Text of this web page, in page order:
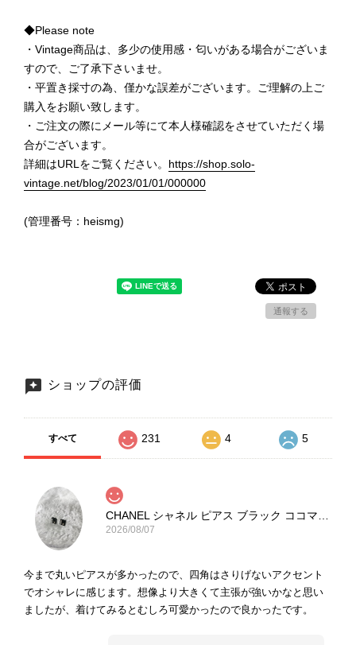
◆Please note
・Vintage商品は、多少の使用感・匂いがある場合がございま
すので、ご了承下さいませ。
・平置き採寸の為、僅かな誤差がございます。ご理解の上ご
購入をお願い致します。
・ご注文の際にメール等にて本人様確認をさせていただく場
合がございます。
詳細はURLをご覧ください。 https://shop.solo-
vintage.net/blog/2023/01/01/000000
(管理番号：heismg)
通報する
ショップの評価
すべて 231 4 5
2026/08/07
今まで丸いピアスが多かったので、四角はさりげないアクセント
でオシャレに感じます。想像より大きくて主張が強いかなと思い
ましたが、着けてみるとむしろ可愛かったので良かったです。